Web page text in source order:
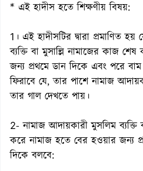
* এই হাদীস হতে শিক্ষণীয় বিষয়:
1। এই হাদীসটির দ্বারা প্রমাণিত
ব্যক্তি বা মুসাল্লি নামাজের কাজ
জন্য প্রথমে ডান দিকে এবং পরে
ফিরাবে যে, তার পাশে নামাজ
তার গাল দেখতে পায়।
2- নামাজ আদায়কারী মুসলিম ব্যক্তি
করে নামাজ হতে বের হওয়ার জন্য
দিকে বলবে: